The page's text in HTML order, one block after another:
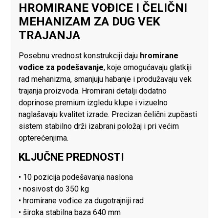
HROMIRANE VOĐICE I ČELIČNI
MEHANIZAM ZA DUG VEK
TRAJANJA
Posebnu vrednost konstrukciji daju hromirane
vođice za podešavanje, koje omogućavaju glatkiji
rad mehanizma, smanjuju habanje i produžavaju vek
trajanja proizvoda. Hromirani detalji dodatno
doprinose premium izgledu klupe i vizuelno
naglašavaju kvalitet izrade. Precizan čelični zupčasti
sistem stabilno drži izabrani položaj i pri većim
opterećenjima.
KLJUČNE PREDNOSTI
• 10 pozicija podešavanja naslona
• nosivost do 350 kg
• hromirane vođice za dugotrajniji rad
• široka stabilna baza 640 mm